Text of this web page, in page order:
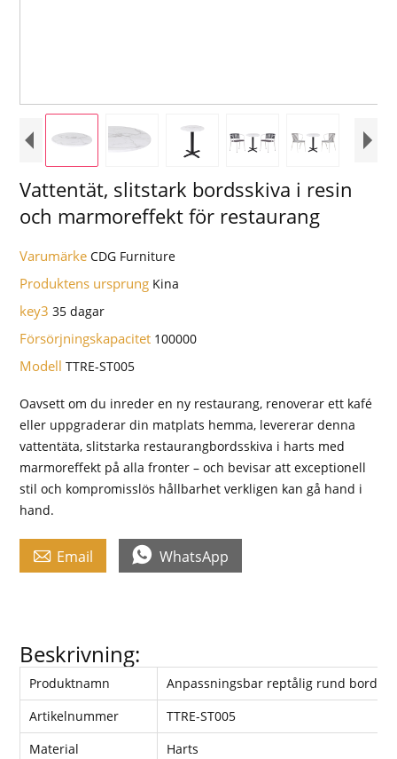
Vattentät, slitstark bordsskiva i resin
och marmoreffekt för restaurang
VarumärkeCDG Furniture
Produktens ursprung Kina
key335 dagar
Försörjningskapacitet 100000
ModellTTRE-ST005
Oavsett om du inreder en ny restaurang, renoverar ett kafé
eller uppgraderar din matplats hemma, levererar denna
vattentäta, slitstarka restaurangbordsskiva i harts med
marmoreffekt på alla fronter – och bevisar att exceptionell
stil och kompromisslös hållbarhet verkligen kan gå hand i
hand.
 Email  WhatsApp
Beskrivning:
Produktnamn
Anpassningsbar reptålig rund
Artikelnummer
TTRE-ST005
Material
Harts